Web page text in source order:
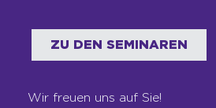
Franchise
Shop
ZU DEN SEMINAREN
Wir freuen uns auf Sie!